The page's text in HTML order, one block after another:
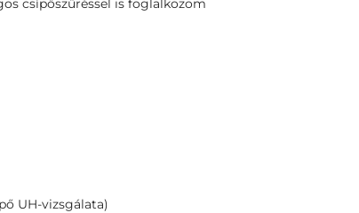
csípőszűréssel is foglalkozom
UH-vizsgálata)